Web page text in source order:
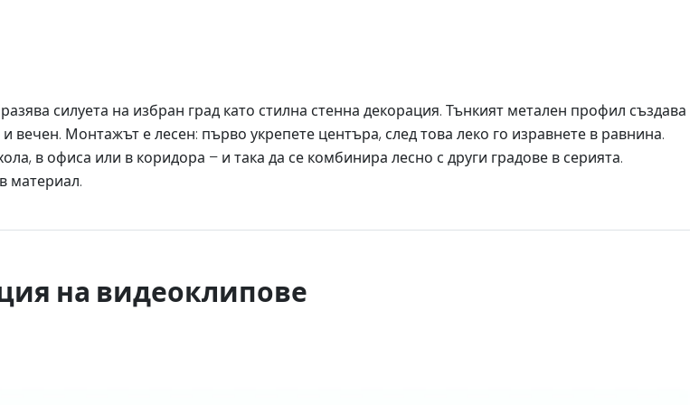
силуета на избран град като стилна стенна декорация. Тънкият метален профил създава
вечен. Монтажът е лесен: първо укрепете центъра, след това леко го изравнете в равнина.
в офиса или в коридора – и така да се комбинира лесно с други градове в серията.
материал.
на видеоклипове